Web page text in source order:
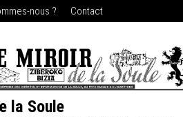
nous ? Contact
la Soule